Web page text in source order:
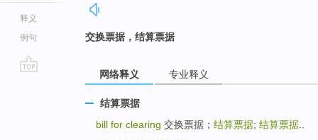
释义
例句
交换票据，结算票据
网络释义 专业释义
结算票据
bill for clearing 交换票据； 结算票据; 结算票据